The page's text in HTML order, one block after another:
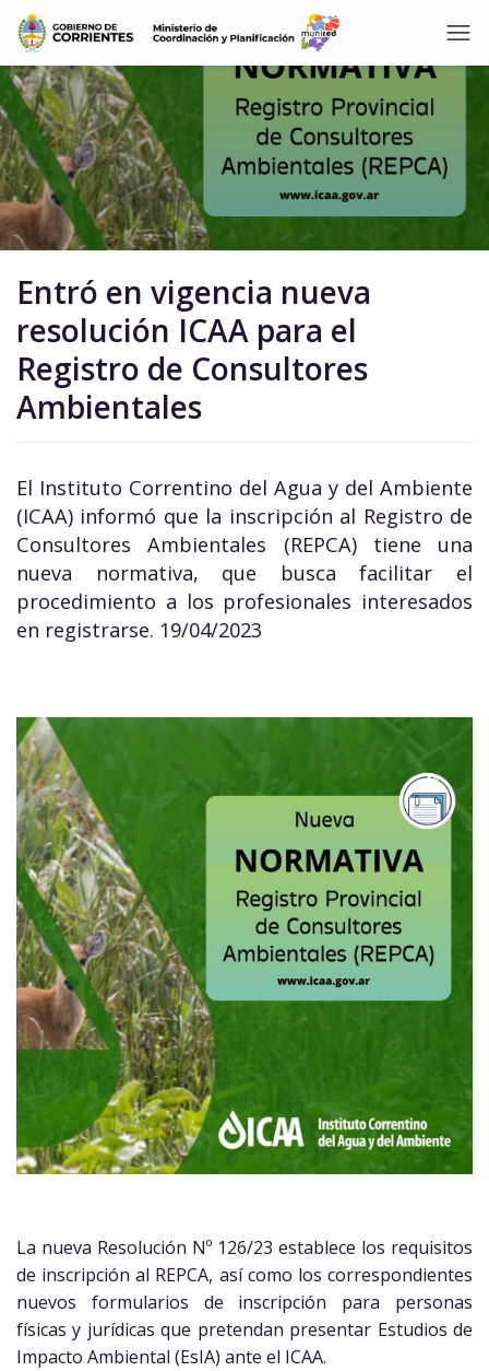
Entró en vigencia nueva
resolución ICAA para el
Registro de Consultores
Ambientales
El Instituto Correntino del Agua y del Ambiente
(ICAA) informó que la inscripción al Registro de
Consultores Ambientales (REPCA) tiene una
nueva normativa, que busca facilitar el
procedimiento a los profesionales interesados
en registrarse. 19/04/2023
La nueva Resolución Nº 126/23 establece los requisitos
de inscripción al REPCA, así como los correspondientes
nuevos formularios de inscripción para personas
físicas y jurídicas que pretendan presentar Estudios de
Impacto Ambiental (EsIA) ante el ICAA.